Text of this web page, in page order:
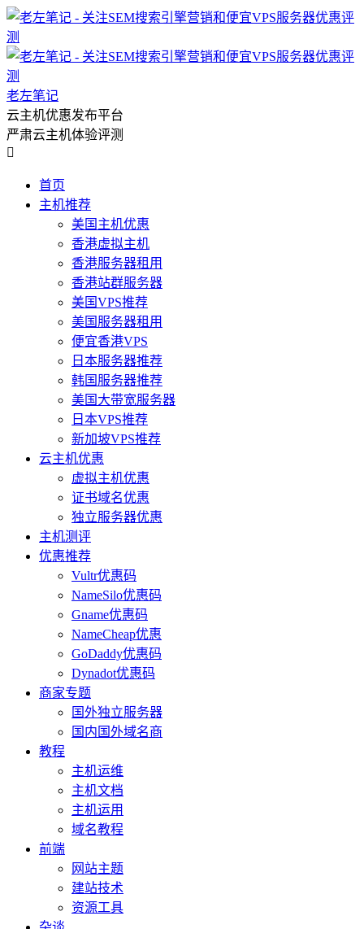
老左笔记
云主机优惠发布平台
严肃云主机体验评测

首页
主机推荐
美国主机优惠
香港虚拟主机
香港服务器租用
香港站群服务器
美国VPS推荐
美国服务器租用
便宜香港VPS
日本服务器推荐
韩国服务器推荐
美国大带宽服务器
日本VPS推荐
新加坡VPS推荐
云主机优惠
虚拟主机优惠
证书域名优惠
独立服务器优惠
主机测评
优惠推荐
Vultr优惠码
NameSilo优惠码
Gname优惠码
NameCheap优惠
GoDaddy优惠码
Dynadot优惠码
商家专题
国外独立服务器
国内国外域名商
教程
主机运维
主机文档
主机运用
域名教程
前端
网站主题
建站技术
资源工具